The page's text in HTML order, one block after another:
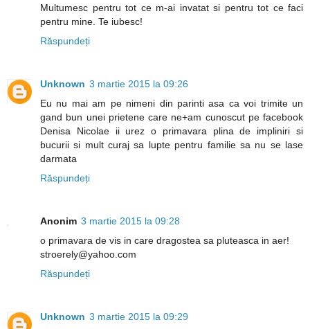
Multumesc pentru tot ce m-ai invatat si pentru tot ce faci
pentru mine. Te iubesc!
Răspundeți
Unknown 3 martie 2015 la 09:26
Eu nu mai am pe nimeni din parinti asa ca voi trimite un
gand bun unei prietene care ne+am cunoscut pe facebook
Denisa Nicolae ii urez o primavara plina de impliniri si
bucurii si mult curaj sa lupte pentru familie sa nu se lase
darmata
Răspundeți
Anonim 3 martie 2015 la 09:28
o primavara de vis in care dragostea sa pluteasca in aer!
stroerely@yahoo.com
Răspundeți
Unknown 3 martie 2015 la 09:29